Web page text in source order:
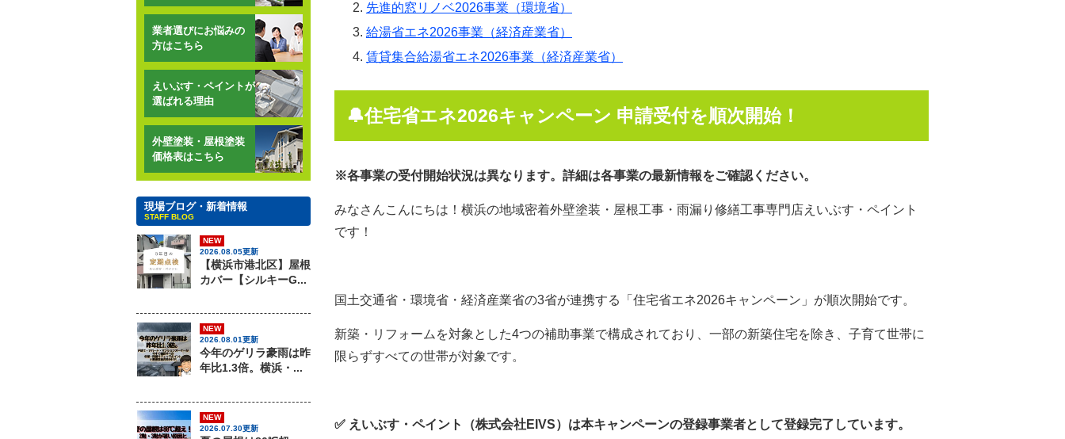
先進的窓リノベ2026事業（環境省）
給湯省エネ2026事業（経済産業省）
賃貸集合給湯省エネ2026事業（経済産業省）
🔔住宅省エネ2026キャンペーン 申請受付を順次開始！
※各事業の受付開始状況は異なります。詳細は各事業の最新情報をご確認ください。
みなさんこんにちは！横浜の地域密着外壁塗装・屋根工事・雨漏り修繕工事専門店えいぶす・ペイント
です！
国土交通省・環境省・経済産業省の3省が連携する「住宅省エネ2026キャンペーン」が順次開始です。
新築・リフォームを対象とした4つの補助事業で構成されており、一部の新築住宅を除き、子育て世帯に
限らずすべての世帯が対象です。
✅ えいぶす・ペイント（株式会社EIVS）は本キャンペーンの登録事業者として登録完了しています。
業者選びにお悩みの
方はこちら
えいぶす・ペイントが
選ばれる理由
外壁塗装・屋根塗装
価格表はこちら
現場ブログ・新着情報
STAFF BLOG
NEW
2026.08.05更新
【横浜市港北区】屋根
カバー【シルキーG...
NEW
2026.08.01更新
今年のゲリラ豪雨は昨
年比1.3倍。横浜・...
NEW
2026.07.30更新